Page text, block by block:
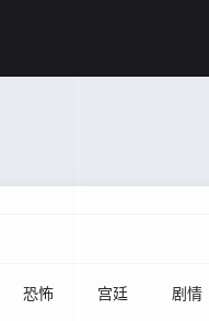
恐怖 宫廷 剧情